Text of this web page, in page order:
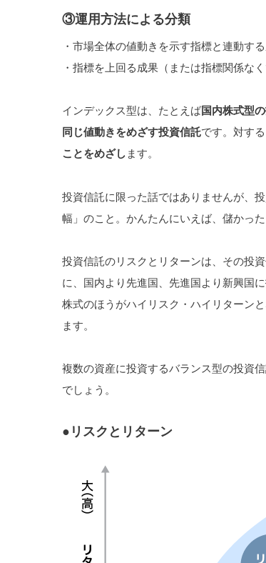
③運用方法による分類
・市場全体の値動きを示す指標と連動す
・指標を上回る成果（または指標関係な
インデックス型は、たとえば国内株式型
同じ値動きをめざす投資信託です。対する
ことをめざし ます。
投資信託に限った話ではありませんが、
幅」のこと。かんたんにいえば、儲かっ
投資信託のリスクとリターンは、その投
に、国内より先進国、先進国より新興国
株式のほうがハイリスク・ハイリターン
ます。
複数の資産に投資するバランス型の投資
でしょう。
●リスクとリターン